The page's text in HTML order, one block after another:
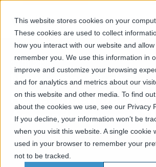
This website stores cookies on your
These cookies are used to collect
how you interact with our website and
remember you. We use this information in
improve and customize your browsing
and for analytics and metrics about our
on this website and other media. To find
about the cookies we use, see our Privacy
If you decline, your information won’t be
when you visit this website. A single cookie
used in your browser to remember your
not to be tracked.
09.01.2020
Neue gesetzliche
Regelungen bei der
Anwendung von